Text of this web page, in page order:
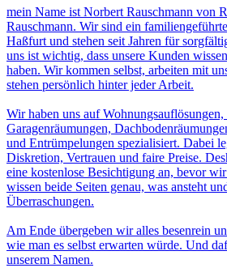
mein Name ist Norbert Rauschmann von
Rauschmann. Wir sind ein
Haßfurt und stehen seit Jahren für
uns ist wichtig, dass unsere Kunden
haben. Wir kommen selbst, arbeiten mit
stehen persönlich hinter jeder Arbeit.
Wir haben uns auf
Garagenräumungen,
und Entrümpelungen spezialisiert. Dabei
Diskretion, Vertrauen und faire Preise.
eine kostenlose Besichtigung an, bevor
wissen beide Seiten genau, was ansteht
Überraschungen.
Am Ende übergeben wir alles besenrein
wie man es selbst erwarten würde. Und
unserem Namen.